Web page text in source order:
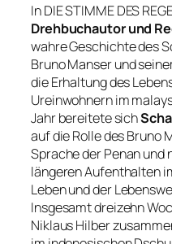
In DIE STIMME DES
Drehbuchautor und
wahre Geschichte des
Bruno Manser und
die Erhaltung des
Ureinwohnern im
Jahr bereitete sich
auf die Rolle des Bruno
Sprache der Penan und
längeren Aufenthalten
Leben und der
Insgesamt dreizehn
Niklaus Hilber